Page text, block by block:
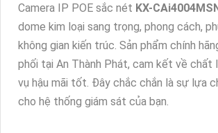
Camera IP POE sắc nét KX-
dome kim loại sang trọng, phong cách,
không gian kiến trúc. Sản phẩm chính
phối tại An Thành Phát, cam kết về chất
vụ hậu mãi tốt. Đây chắc chắn là sự lựa
cho hệ thống giám sát của bạn.